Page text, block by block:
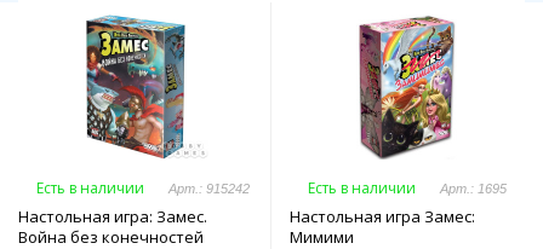
Есть в наличии Арт.: 915242
Настольная игра: Замес.
Война без конечностей
Есть в наличии Арт.: 1695
Настольная игра Замес:
Мимими